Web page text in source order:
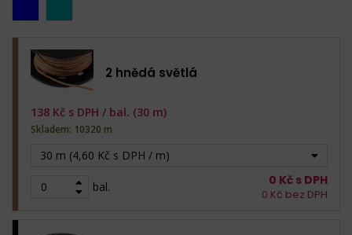
2 hnědá světlá
30 m (4,60 Kč s DPH / m)
bal.
138 Kč s DPH / bal. (30 m)
Skladem: 10320 m
0 Kč s DPH
0 Kč bez DPH